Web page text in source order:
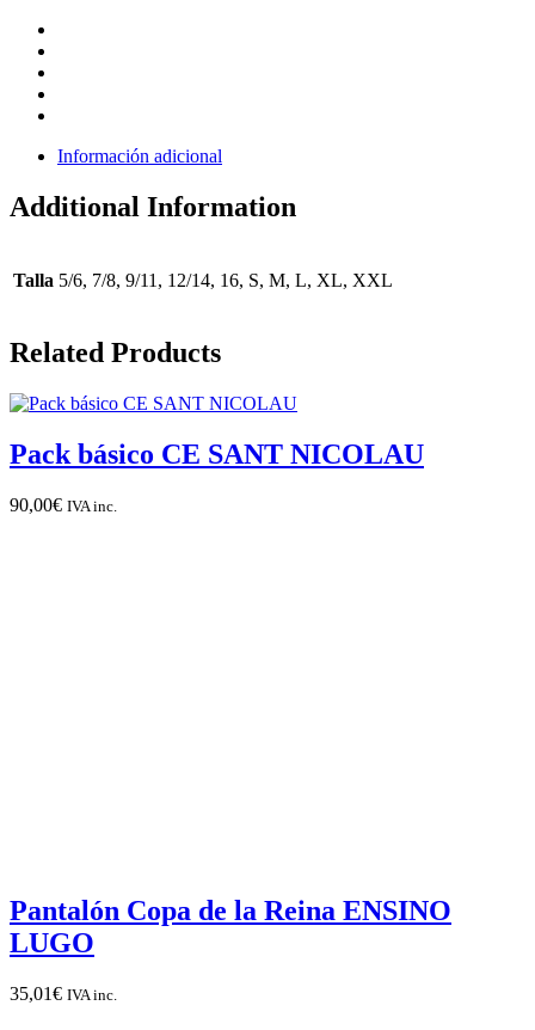
Información adicional
Additional Information
Talla 5/6, 7/8, 9/11, 12/14, 16, S, M, L, XL, XXL
Related Products
Pack básico CE SANT NICOLAU
90,00€ IVA inc.
Pantalón Copa de la Reina ENSINO
LUGO
35,01€ IVA inc.